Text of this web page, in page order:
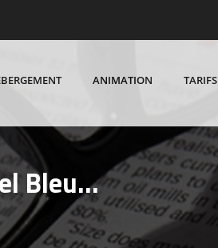
ANIMATION TARIFS
Bleu…